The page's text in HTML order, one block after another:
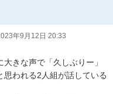
年9月12日 20:33
きな声で「久しぶりー」
思われる2人組が話している